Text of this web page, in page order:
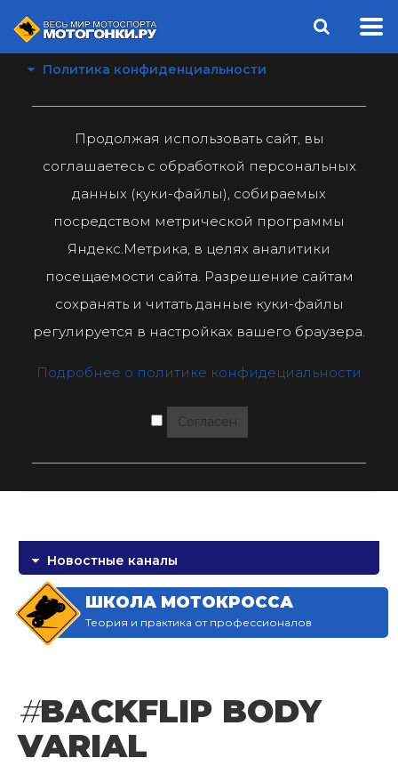
Политика конфиденциальности
Продолжая использовать сайт, вы
соглашаетесь с обработкой персональных
данных (куки-файлы), собираемых
посредством метрической программы
Яндекс.Метрика, в целях аналитики
посещаемости сайта. Разрешение сайтам
сохранять и читать данные куки-файлы
регулируется в настройках вашего браузера.
Подробнее о политике конфидециальности
Согласен
Новостные каналы
ШКОЛА МОТОКРОССА
Теория и практика от профессионалов
#BACKFLIP BODY
VARIAL